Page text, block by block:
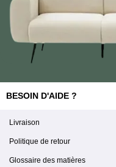
BESOIN D'AIDE ?
Livraison
Politique de retour
Glossaire des matières